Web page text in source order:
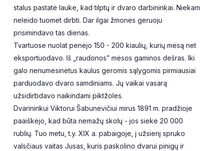
stalus pastatė lauke, kad tilptų ir dvaro darbininkai. Niekam
neleido tuomet dirbti. Dar ilgai žmonės geruoju
prisimindavo tas dienas.
Tvartuose nuolat penėjo 150 - 200 kiaulių, kurių mėsą net
eksportuodavo. Iš „raudonos” mėsos gaminos dešras. Iki
galo nenumėsinėtus kaulus geromis sąlygomis pirmiausiai
parduodavo dvaro samdiniams. Jų vaikai vasarą
užsidirbdavo naikindami piktžoles.
Dvarininkui Viktorui Šabunevičiui mirus 1891 m. pradžioje
paaiškėjo, kad būta nemažų skolų - jos siekė 20 000
rublių. Tuo metu, t.y. XIX a. pabaigoje, į užsienį spruko
valsčiaus vaitas Jusas, kuris paskolino dvarui pinigų ir